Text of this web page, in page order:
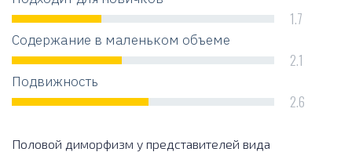
1.7
Содержание в маленьком объеме
2.1
Подвижность
2.6
Половой диморфизм у представителей вида